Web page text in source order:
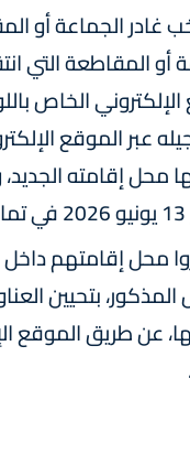
غادر الجماعة أو
المقاطعة التي
أو عبر الموقع
الموقع
محل إقامته
محل إقامتهم
بتحيين
طريق الموقع